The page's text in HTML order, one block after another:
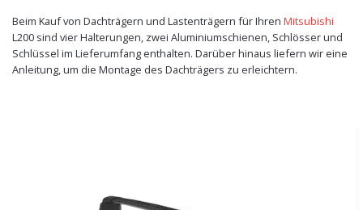
Beim Kauf von Dachträgern und Lastenträgern für Ihren Mitsubishi
L200 sind vier Halterungen, zwei Aluminiumschienen, Schlösser und
Schlüssel im Lieferumfang enthalten. Darüber hinaus liefern wir eine
Anleitung, um die Montage des Dachträgers zu erleichtern.